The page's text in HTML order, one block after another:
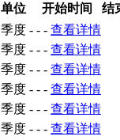
单位 开始时间
结
季度 - - - 查看详情
季度 - - - 查看详情
季度 - - - 查看详情
季度 - - - 查看详情
季度 - - - 查看详情
季度 - - - 查看详情